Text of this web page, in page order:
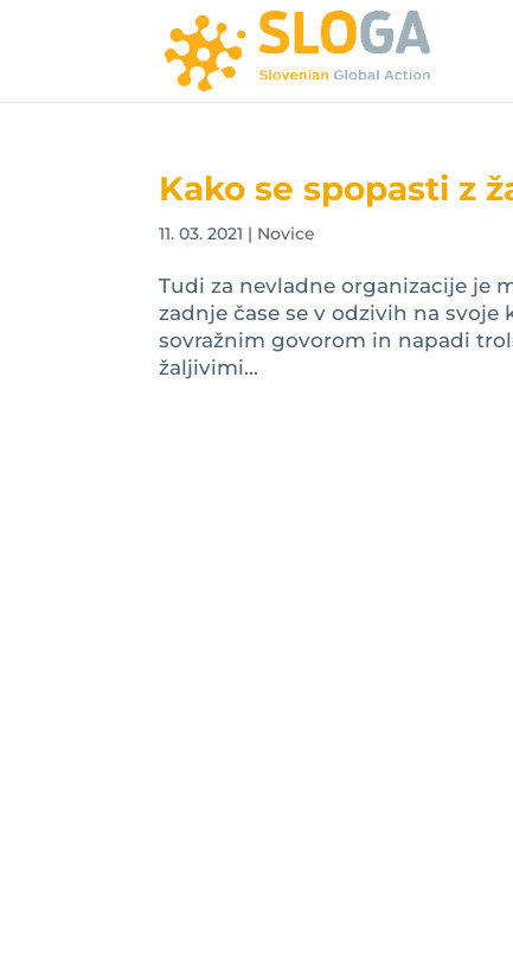
Kako se spopasti z
11. 03. 2021 | Novice
Tudi za nevladne organizacije je
zadnje čase se v odzivih na
sovražnim govorom in napadi
žaljivimi...